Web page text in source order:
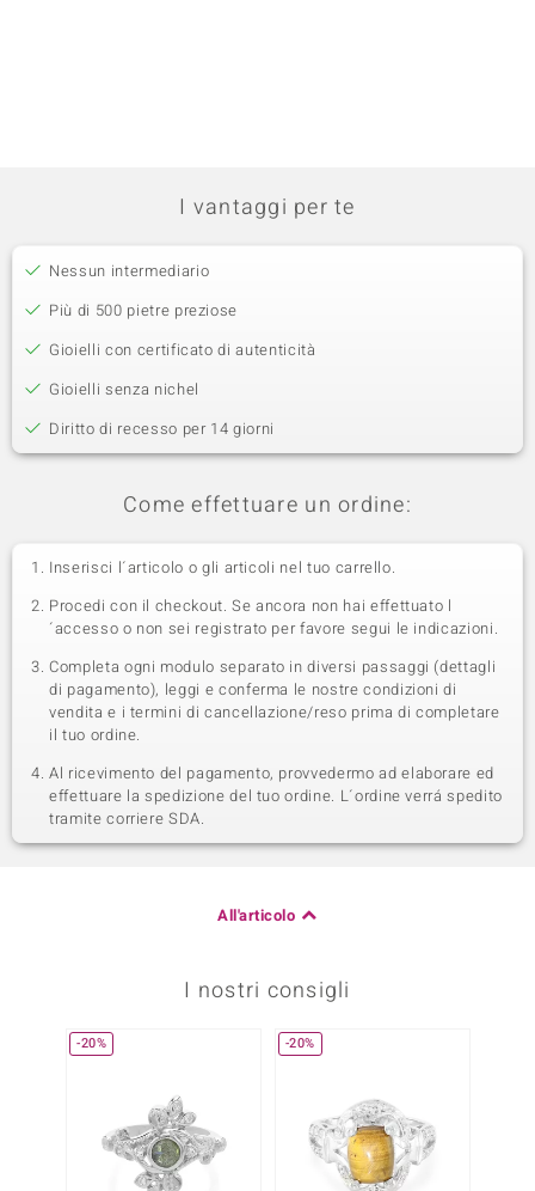
I vantaggi per te
Nessun intermediario
Più di 500 pietre preziose
Gioielli con certificato di autenticità
Gioielli senza nichel
Diritto di recesso per 14 giorni
Come effettuare un ordine:
Inserisci l´articolo o gli articoli nel tuo carrello.
Procedi con il checkout. Se ancora non hai effettuato l
´accesso o non sei registrato per favore segui le indicazioni.
Completa ogni modulo separato in diversi passaggi (dettagli
di pagamento), leggi e conferma le nostre condizioni di
vendita e i termini di cancellazione/reso prima di completare
il tuo ordine.
Al ricevimento del pagamento, provvedermo ad elaborare ed
effettuare la spedizione del tuo ordine. L´ordine verrá spedito
tramite corriere SDA.
All'articolo
I nostri consigli
-20% -20%